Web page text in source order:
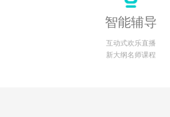
智能辅导
互动式欢乐直播
新大纲名师课程